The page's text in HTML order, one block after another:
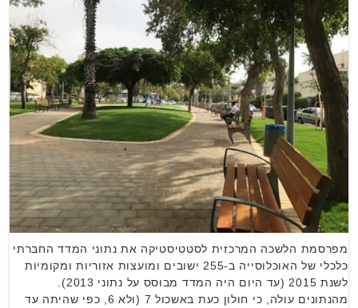
מפרסמת הלשכה המרכזית לסטטיסטיקה את נתוני המדד החברתי
כלכלי של האוכלוסייה ב-255 ישובים ומועצות אזוריות ומקומיות
לשנת 2015 (עד היום היה המדד מבוסס על נתוני 2013).
מהנתונים עולה, כי חולון כעת באשכול 7 (ולא 6, כפי שהיתה עד